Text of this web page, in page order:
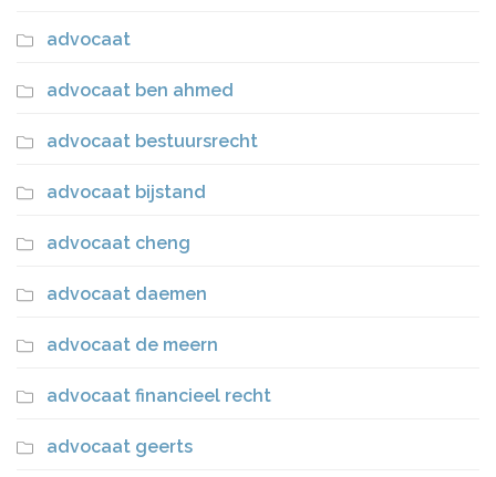
advocaat
advocaat ben ahmed
advocaat bestuursrecht
advocaat bijstand
advocaat cheng
advocaat daemen
advocaat de meern
advocaat financieel recht
advocaat geerts